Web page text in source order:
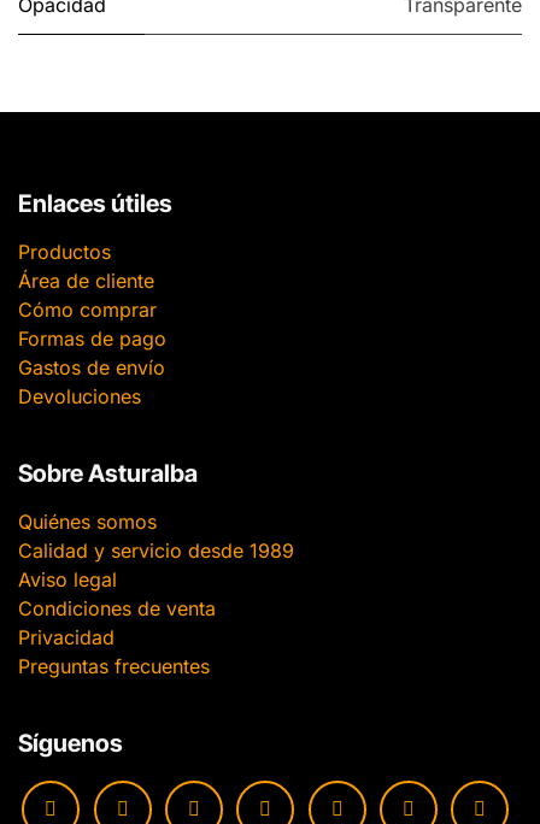
Enlaces útiles
Productos
Área de cliente
Cómo comprar
Formas de pago
Gastos de envío
Devoluciones
Sobre Asturalba
Quiénes somos
Calidad y servicio desde 1989
Aviso legal
Condiciones de venta
Privacidad
Preguntas frecuentes
Síguenos